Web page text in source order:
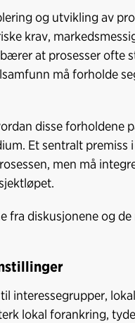
og utvikling av
krav,
at prosesser ofte
må forholde
disse forholdene
Et sentralt
men må
fra diskusjonene og
interessegrupper,
lokal forankring,